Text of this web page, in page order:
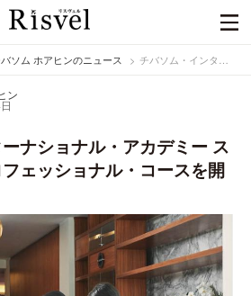
ソム ホアヒンのニュース チバソム・インターナショナル・アカデミー スパ経営者向けプロフェッショナル・コースを開講
ン
ナショナル・アカデミー ス
ェッショナル・コースを開